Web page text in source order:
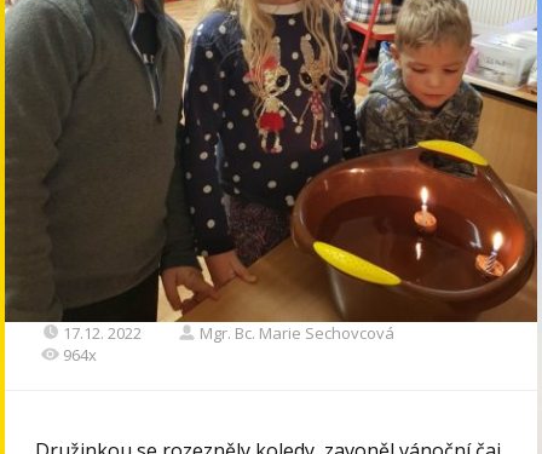
17.12. 2022
Mgr. Bc. Marie Sechovcová
964x